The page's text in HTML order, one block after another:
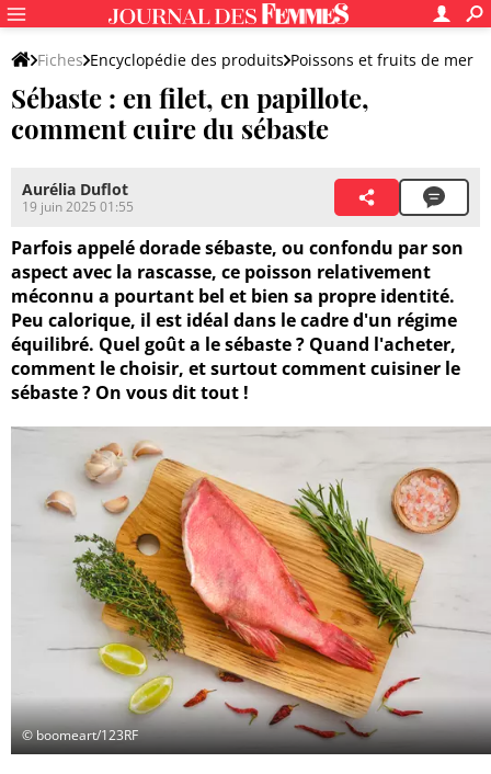
Fiches Encyclopédie des produits Poissons et fruits de mer
Poissons
Sébaste : en filet, en papillote,
comment cuire du sébaste
Aurélia Duflot
19 juin 2025 01:55
Parfois appelé dorade sébaste, ou confondu par son
aspect avec la rascasse, ce poisson relativement
méconnu a pourtant bel et bien sa propre identité.
Peu calorique, il est idéal dans le cadre d'un régime
équilibré. Quel goût a le sébaste ? Quand l'acheter,
comment le choisir, et surtout comment cuisiner le
sébaste ? On vous dit tout !
© boomeart/123RF